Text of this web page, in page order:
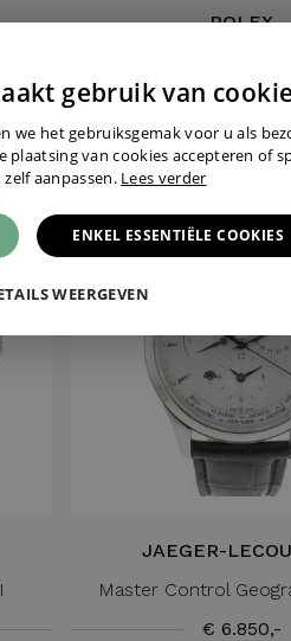
ROLEX
€ 4.995,-
JAEGER-
Master Control
€ 6.850,-
gebruik van
we het gebruiksgemak voor u als
van cookies accepteren of
aanpassen. Lees verder
ENKEL ESSENTIËLE COOKIES
WEERGEVEN